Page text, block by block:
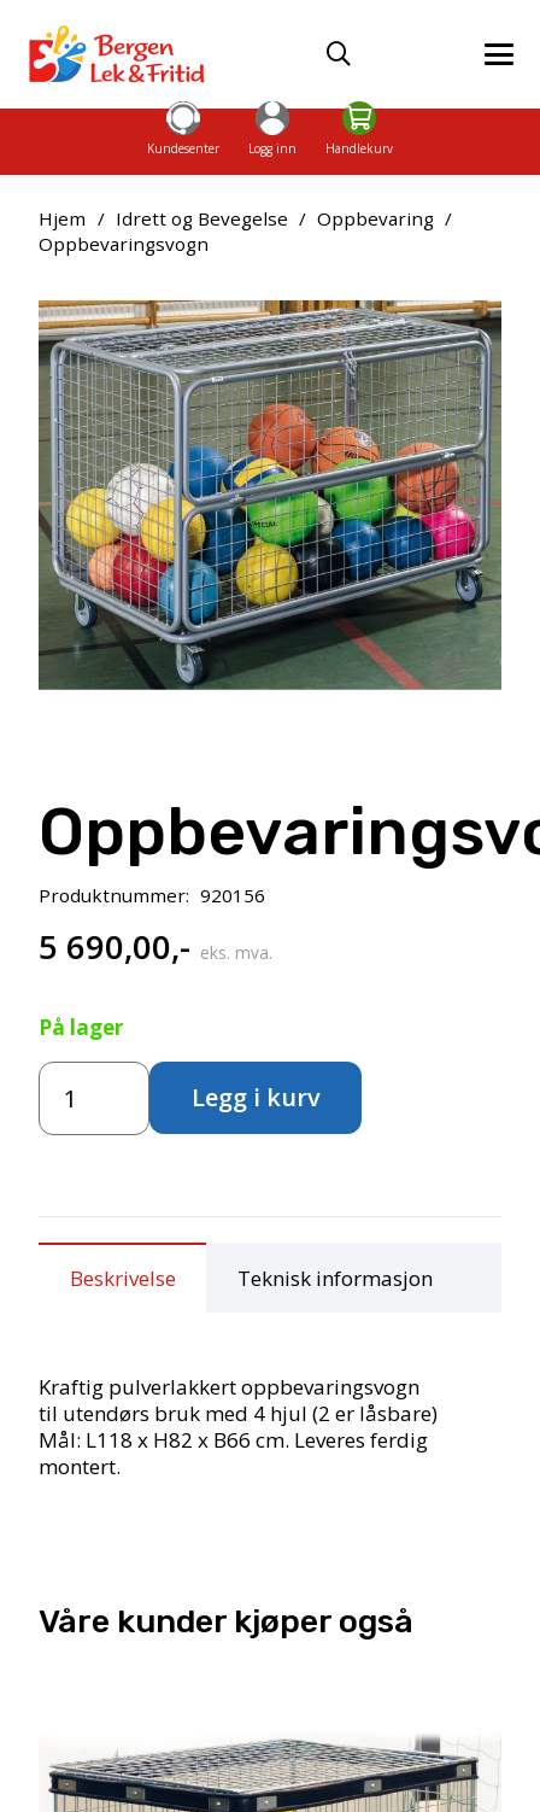
Kundesenter Logg inn Handlekurv
Hjem / Idrett og Bevegelse / Oppbevaring /
Oppbevaringsvogn
Produktnummer: 920156
5 690,00,- eks. mva.
På lager
Oppbevaringsvogn
antall
Legg i kurv
Beskrivelse Teknisk informasjon
Kraftig pulverlakkert oppbevaringsvogn
til utendørs bruk med 4 hjul (2 er låsbare)
Mål: L118 x H82 x B66 cm. Leveres ferdig
montert.
Våre kunder kjøper også